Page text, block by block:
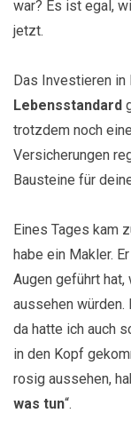
war? Es ist egal,
jetzt.
Das Investieren
Lebensstandard
trotzdem noch
Versicherungen
Bausteine für
Eines Tages kam
habe ein Makler.
Augen geführt
aussehen würden.
da hatte ich auch
in den Kopf
rosig aussehen,
was tun“.